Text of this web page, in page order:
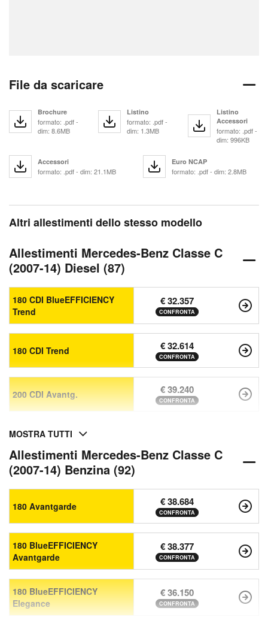
File da scaricare
Brochure
formato: .pdf -
dim: 8.6MB
Listino
formato: .pdf -
dim: 1.3MB
Listino
Accessori
formato: .pdf -
dim: 996KB
Accessori
formato: .pdf - dim: 21.1MB
Euro NCAP
formato: .pdf - dim: 2.8MB
Altri allestimenti dello stesso modello
Allestimenti Mercedes-Benz Classe C
(2007-14) Diesel (87)
180 CDI BlueEFFICIENCY
Trend
€ 32.357
CONFRONTA
180 CDI Trend € 32.614
CONFRONTA
200 CDI Avantg. € 39.240
CONFRONTA
MOSTRA TUTTI
Allestimenti Mercedes-Benz Classe C
(2007-14) Benzina (92)
180 Avantgarde € 38.684
CONFRONTA
180 BlueEFFICIENCY
Avantgarde
€ 38.377
CONFRONTA
180 BlueEFFICIENCY
Elegance
€ 36.150
CONFRONTA